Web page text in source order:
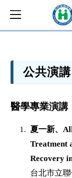
公共演講
醫學專業演講
夏一新、
Treatment
Recovery
台北市立